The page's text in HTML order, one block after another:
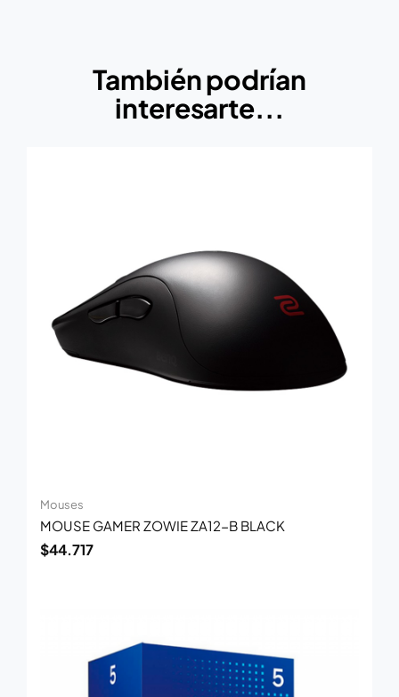
También podrían
interesarte...
Mouses
MOUSE GAMER ZOWIE ZA12-B BLACK
$44.717